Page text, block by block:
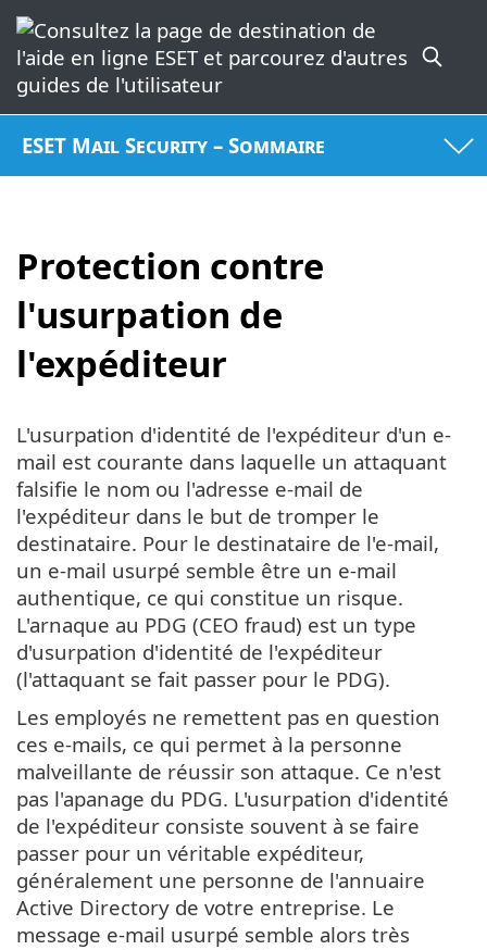
ESET Mail Security – Sommaire
Protection contre
l'usurpation de
l'expéditeur
L'usurpation d'identité de l'expéditeur d'un e-
mail est courante dans laquelle un attaquant
falsifie le nom ou l'adresse e-mail de
l'expéditeur dans le but de tromper le
destinataire. Pour le destinataire de l'e-mail,
un e-mail usurpé semble être un e-mail
authentique, ce qui constitue un risque.
L'arnaque au PDG (CEO fraud) est un type
d'usurpation d'identité de l'expéditeur
(l'attaquant se fait passer pour le PDG).
Les employés ne remettent pas en question
ces e-mails, ce qui permet à la personne
malveillante de réussir son attaque. Ce n'est
pas l'apanage du PDG. L'usurpation d'identité
de l'expéditeur consiste souvent à se faire
passer pour un véritable expéditeur,
généralement une personne de l'annuaire
Active Directory de votre entreprise. Le
message e-mail usurpé semble alors très